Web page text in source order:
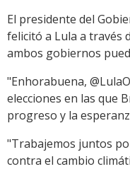
El presidente del
felicitó a Lula a través
ambos gobiernos
"Enhorabuena,
elecciones en las que
progreso y la
"Trabajemos juntos
contra el cambio